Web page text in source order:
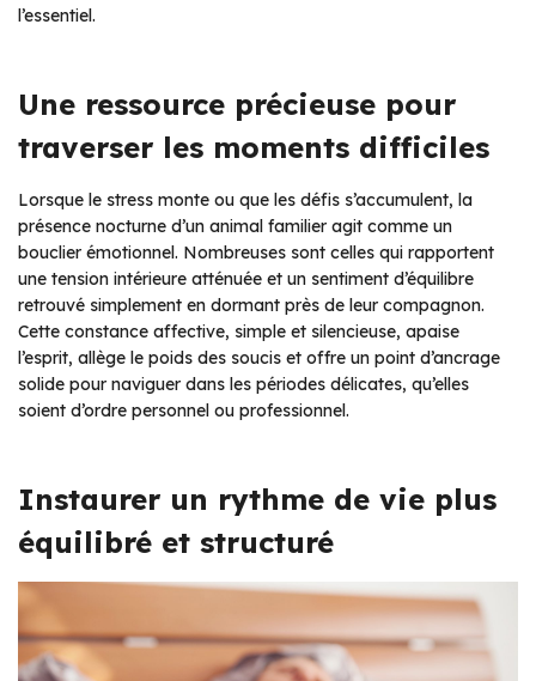
l’essentiel.
Une ressource précieuse pour
traverser les moments difficiles
Lorsque le stress monte ou que les défis s’accumulent, la
présence nocturne d’un animal familier agit comme un
bouclier émotionnel. Nombreuses sont celles qui rapportent
une tension intérieure atténuée et un sentiment d’équilibre
retrouvé simplement en dormant près de leur compagnon.
Cette constance affective, simple et silencieuse, apaise
l’esprit, allège le poids des soucis et offre un point d’ancrage
solide pour naviguer dans les périodes délicates, qu’elles
soient d’ordre personnel ou professionnel.
Instaurer un rythme de vie plus
équilibré et structuré